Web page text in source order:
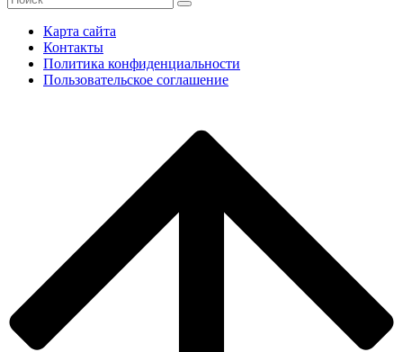
Карта сайта
Контакты
Политика конфиденциальности
Пользовательское соглашение